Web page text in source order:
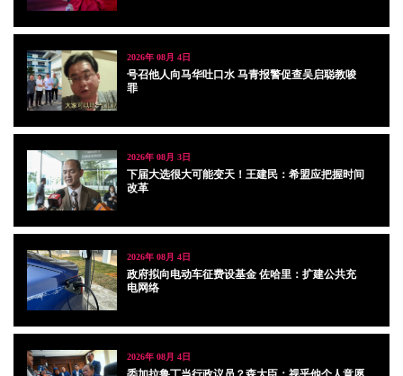
2026年 08月 4日
号召他人向马华吐口水 马青报警促查吴启聪教唆
罪
2026年 08月 3日
下届大选很大可能变天！王建民：希盟应把握时间
改革
2026年 08月 4日
政府拟向电动车征费设基金 佐哈里：扩建公共充
电网络
2026年 08月 4日